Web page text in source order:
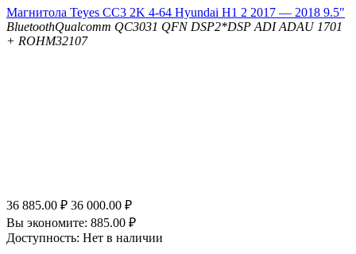
Магнитола Teyes CC3 2K 4-64 Hyundai H1 2 2017 — 2018 9.5"
BluetoothQualcomm QC3031 QFN DSP2*DSP ADI ADAU 1701
+ ROHM32107
36 885.00 ₽ 36 000.00 ₽
Вы экономите: 885.00 ₽
Доступность: Нет в наличии